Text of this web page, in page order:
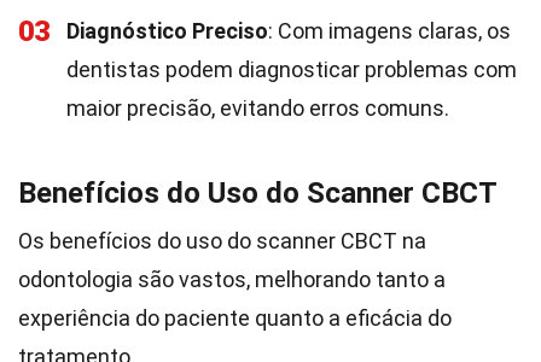
03 Diagnóstico Preciso: Com imagens claras, os
dentistas podem diagnosticar problemas com
maior precisão, evitando erros comuns.
Benefícios do Uso do Scanner CBCT
Os benefícios do uso do scanner CBCT na
odontologia são vastos, melhorando tanto a
experiência do paciente quanto a eficácia do
tratamento.